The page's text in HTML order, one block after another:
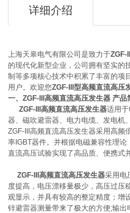
详细介绍
上海天皋电气有限公司是致力于ZGF-
的现代化新型企业，公司拥有坚实的
制等多项核心技术中积累了丰富的项
用户。欢迎您ZGF-III型高频直流高压
一、ZGF-III高频直流高压发生器 产品
ZGF-III高频直流高压发生器适用
器、磁吹避雷器、电力电缆、发电机
ZGF-III高频直流高压发生器采用高频
率IGBT器件。并根据电磁兼容性理
直流高压试验实现了高品质、便携式
ZGF-III高频直流高压发生器采用电
度提高，电压漂移量极少，高压过压
观显示，并具有较高的整定精度；增
锌避雷器测量带来了极大的方便;输